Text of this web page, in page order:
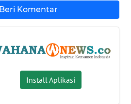
Beri Komentar
Install Aplikasi